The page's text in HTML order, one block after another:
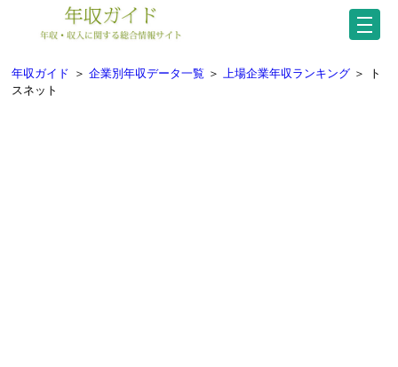
年収ガイド ＞ 企業別年収データ一覧 ＞ 上場企業年収ランキング ＞
ト
スネット